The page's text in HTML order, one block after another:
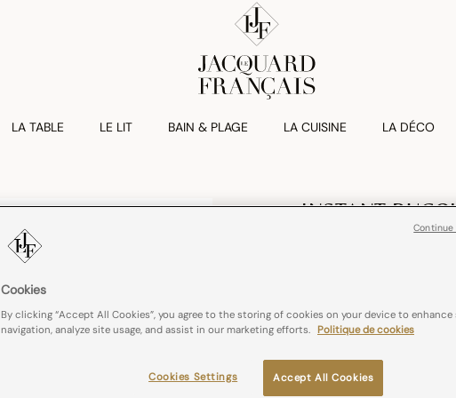
LA TABLE LE LIT BAIN & PLAGE LA CUISINE LA DÉCO
INSTANT
Set De Table
100% lin France
Couleurs :
Cookies
By clicking “Accept All Cookies”, you agree to the storing of cookies on your device to enhance
navigation, analyze site usage, and assist in our marketing efforts. Politique de cookies
Accept All Cookies
Cookies Settings